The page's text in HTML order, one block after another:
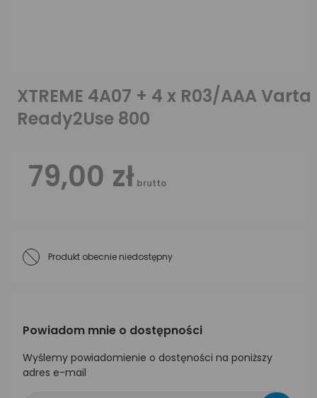
XTREME 4A07 + 4 x R03/AAA Varta
Ready2Use 800
79,00 zł brutto
Produkt obecnie niedostępny
Powiadom mnie o dostępności
Wyślemy powiadomienie o dostęności na poniższy
adres e-mail